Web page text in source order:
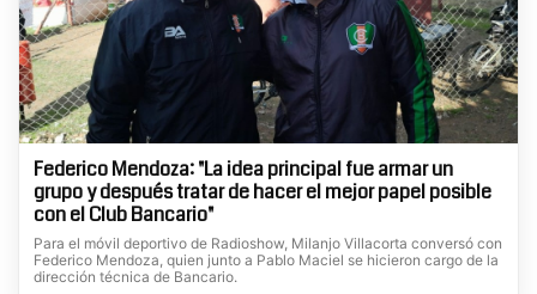
Federico Mendoza: "La idea principal fue armar un
grupo y después tratar de hacer el mejor papel posible
con el Club Bancario"
Para el móvil deportivo de Radioshow, Milanjo Villacorta conversó con
Federico Mendoza, quien junto a Pablo Maciel se hicieron cargo de la
dirección técnica de Bancario.